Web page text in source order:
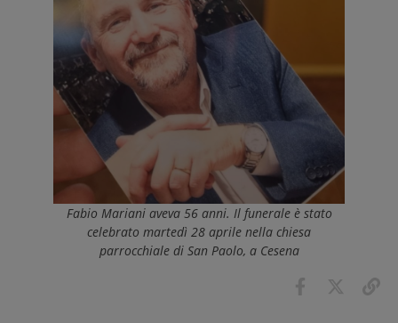
Fabio Mariani aveva 56 anni. Il funerale è stato
celebrato martedì 28 aprile nella chiesa
parrocchiale di San Paolo, a Cesena